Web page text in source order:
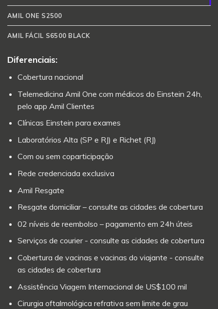
AMIL ONE S2500
AMIL FÁCIL S6500 BLACK
Diferenciais:
Cobertura nacional
Telemedicina Amil One com médicos do Einstein 24h,
pelo app Amil Clientes
Clínicas Einstein para exames
Laboratórios Alta (SP e RJ) e Richet (RJ)
Com ou sem coparticipação
Rede credenciada exclusiva
Amil Resgate
Resgate domiciliar – consulte as cidades de cobertura
02 níveis de reembolso – pagamento em 24h úteis
Serviços de courier - consulte as cidades de cobertura
Cobertura de vacinas e vacinas do viajante - consulte
as cidades de cobertura
Assistência Viagem Internacional de US$100 mil
Cirurgia oftalmológica refrativa sem limite de grau